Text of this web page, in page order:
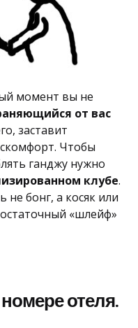
момент вы не
от вас
заставит
Чтобы
ганджу нужно
клубе.
бонг, а косяк или
«шлейф»
отеля.